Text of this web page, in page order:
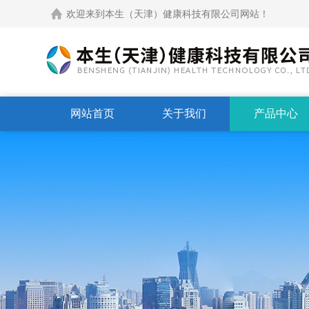
欢迎来到本生（天津）健康科技有限公司网站！
网站首页 关于我们 产品中心